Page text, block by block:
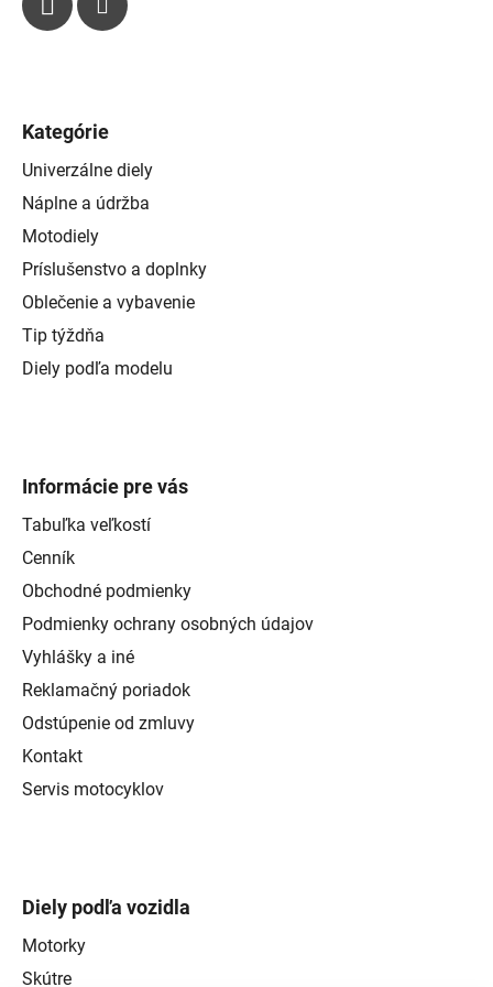
Kategórie
Univerzálne diely
Náplne a údržba
Motodiely
Príslušenstvo a doplnky
Oblečenie a vybavenie
Tip týždňa
Diely podľa modelu
Informácie pre vás
Tabuľka veľkostí
Cenník
Obchodné podmienky
Podmienky ochrany osobných údajov
Vyhlášky a iné
Reklamačný poriadok
Odstúpenie od zmluvy
Kontakt
Servis motocyklov
Diely podľa vozidla
Motorky
Skútre